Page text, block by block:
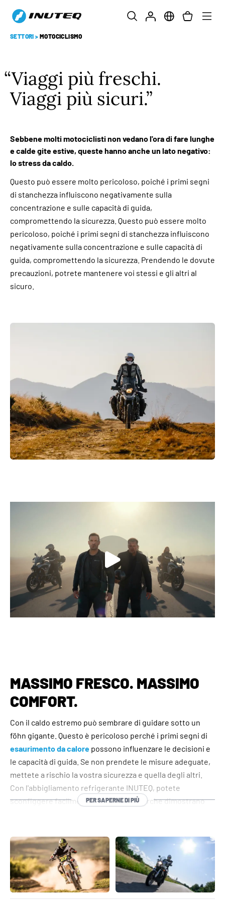
SETTORI > MOTOCICLISMO
Viaggi più freschi.
Viaggi più sicuri.
Sebbene molti motociclisti non vedano l'ora di fare lunghe
e calde gite estive, queste hanno anche un lato negativo:
lo stress da caldo.
Questo può essere molto pericoloso, poiché i primi segni
di stanchezza influiscono negativamente sulla
concentrazione e sulle capacità di guida,
compromettendo la sicurezza. Questo può essere molto
pericoloso, poiché i primi segni di stanchezza influiscono
negativamente sulla concentrazione e sulle capacità di
guida, compromettendo la sicurezza. Prendendo le dovute
precauzioni, potrete mantenere voi stessi e gli altri al
sicuro.
PER SAPERNE DI PIÙ
MASSIMO FRESCO. MASSIMO
COMFORT.
Con il caldo estremo può sembrare di guidare sotto un
föhn gigante. Questo è pericoloso perché i primi segni di
esaurimento da calore possono influenzare le decisioni e
le capacità di guida. Se non prendete le misure adeguate,
mettete a rischio la vostra sicurezza e quella degli altri.
Con l'abbigliamento refrigerante INUTEQ, potete
sconfiggere facilmente il caldo. Le ricerche dimostrano
il motociclismo si aggira intorno ai 22°C.
Igiubbotti refrigerantiINUTEQ sono utilizzati da anni nel
motociclismo professionale, nel motocross e nel ciclismo.
Raffreddano gran parte del corpo e sono così leggeri che
quasi non ci si accorge di indossare qualcosa in più.